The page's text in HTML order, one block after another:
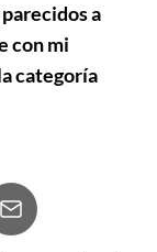
a
con mi
categoría